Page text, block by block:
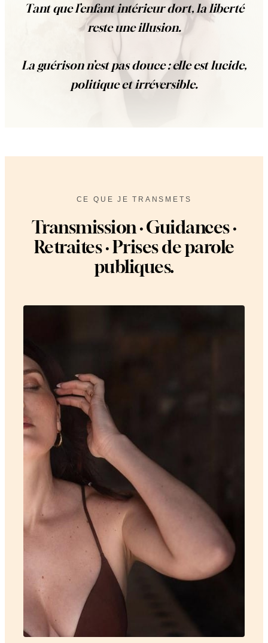
Tant que l’enfant intérieur dort, la liberté
reste une illusion.
La guérison n’est pas douce : elle est lucide,
politique et irréversible.
CE QUE JE TRANSMETS
Transmission · Guidances ·
Retraites · Prises de parole
publiques.